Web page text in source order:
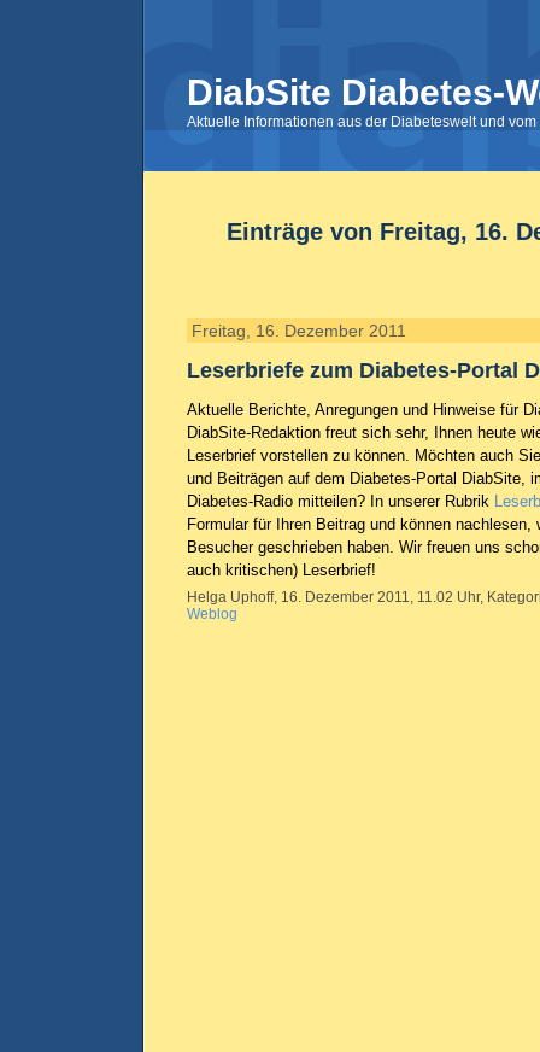
DiabSite Diabetes-
Aktuelle Informationen aus der Diabeteswelt und
Einträge von Freitag, 16.
Freitag, 16. Dezember 2011
Leserbriefe zum Diabetes-Portal
Aktuelle Berichte, Anregungen und Hinweise für
DiabSite-Redaktion freut sich sehr, Ihnen heute
Leserbrief vorstellen zu können. Möchten auch
und Beiträgen auf dem Diabetes-Portal DiabSite,
Diabetes-Radio mitteilen? In unserer Rubrik
Formular für Ihren Beitrag und können nachlesen,
Besucher geschrieben haben. Wir freuen uns
auch kritischen) Leserbrief!
Helga Uphoff, 16. Dezember 2011, 11.02 Uhr,
Weblog